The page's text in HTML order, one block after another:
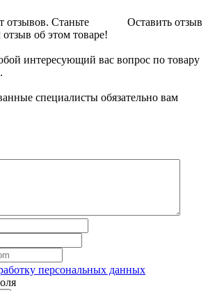
Оставить отзыв
отзывов. Станьте
об этом товаре!
интересующий вас вопрос по товару
специалисты обязательно вам
персональных данных